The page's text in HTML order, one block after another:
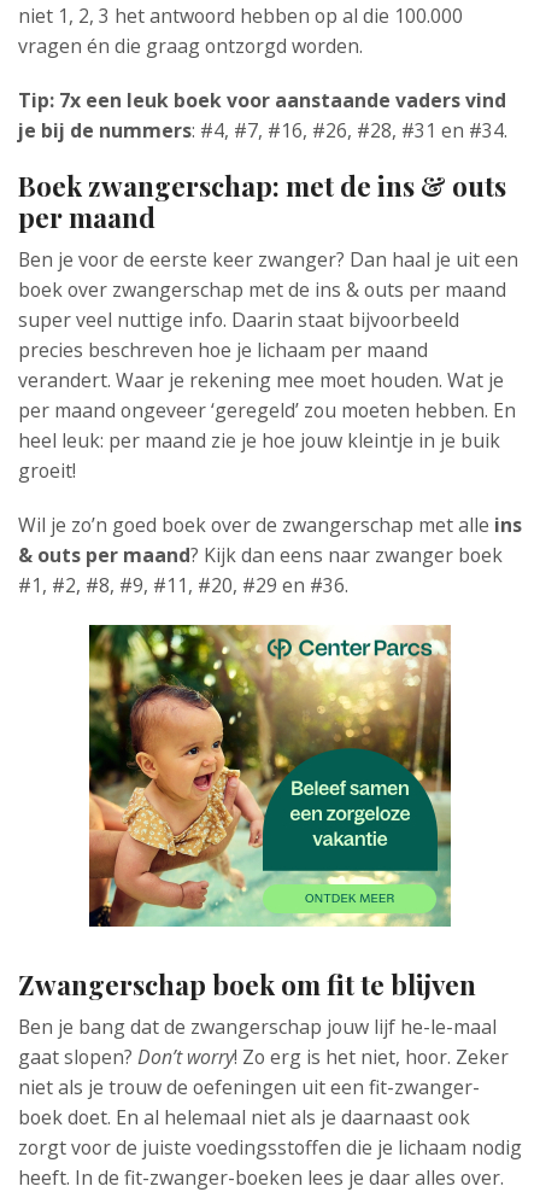
niet 1, 2, 3 het antwoord hebben op al die 100.000
vragen én die graag ontzorgd worden.
Tip: 7x een leuk boek voor aanstaande vaders vind
je bij de nummers: #4, #7, #16, #26, #28, #31 en #34.
Boek zwangerschap: met de ins & outs
per maand
Ben je voor de eerste keer zwanger? Dan haal je uit een
boek over zwangerschap met de ins & outs per maand
super veel nuttige info. Daarin staat bijvoorbeeld
precies beschreven hoe je lichaam per maand
verandert. Waar je rekening mee moet houden. Wat je
per maand ongeveer ‘geregeld’ zou moeten hebben. En
heel leuk: per maand zie je hoe jouw kleintje in je buik
groeit!
Wil je zo’n goed boek over de zwangerschap met alle ins
& outs per maand? Kijk dan eens naar zwanger boek
#1, #2, #8, #9, #11, #20, #29 en #36.
Zwangerschap boek om fit te blijven
Ben je bang dat de zwangerschap jouw lijf he-le-maal
gaat slopen? Don’t worry! Zo erg is het niet, hoor. Zeker
niet als je trouw de oefeningen uit een fit-zwanger-
boek doet. En al helemaal niet als je daarnaast ook
zorgt voor de juiste voedingsstoffen die je lichaam nodig
heeft. In de fit-zwanger-boeken lees je daar alles over.